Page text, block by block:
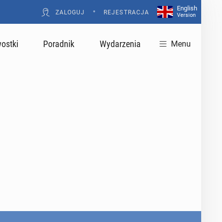
ZALOGUJ • REJESTRACJA
English
Version
Poradnik Wydarzenia Menu